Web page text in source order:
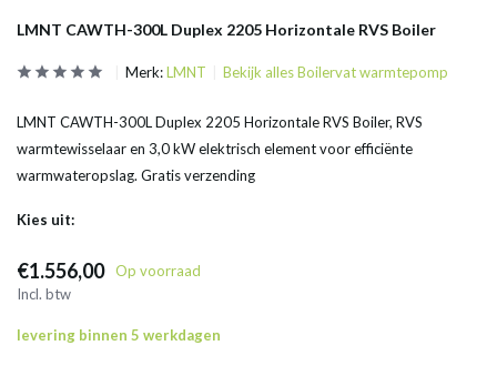
LMNT CAWTH-300L Duplex 2205 Horizontale RVS Boiler
Merk:LMNT Bekijk alles Boilervat warmtepomp
LMNT CAWTH-300L Duplex 2205 Horizontale RVS Boiler, RVS
warmtewisselaar en 3,0 kW elektrisch element voor efficiënte
warmwateropslag. Gratis verzending
Kies uit:
€1.556,00
Op voorraad
Incl. btw
levering binnen 5 werkdagen